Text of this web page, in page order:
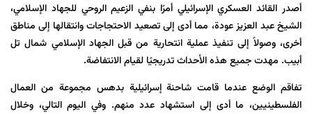
أصدر القائد العسكري الإسرائيلي أمرًا بنفي الزعيم الروحي للجهاد الإسلامي،
الشيخ عبد العزيز عودة، مما أدى إلى تصعيد الاحتجاجات وانتقالها إلى مناطق
أخرى، وصولاً إلى تنفيذ عملية انتحارية من قبل الجهاد الإسلامي شمال تل
أبيب. مهدت جميع هذه الأحداث تدريجيًا لقيام الانتفاضة.
تفاقم الوضع عندما قامت شاحنة إسرائيلية بدهس مجموعة من العمال
الفلسطينيين، ما أدى إلى استشهاد عدد منهم. وفي اليوم التالي، وخلال